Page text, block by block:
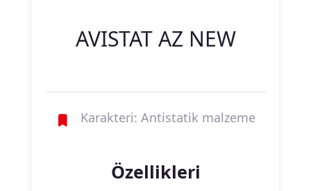
AVISTAT AZ NEW
Karakteri: Antistatik malzeme
Özellikleri